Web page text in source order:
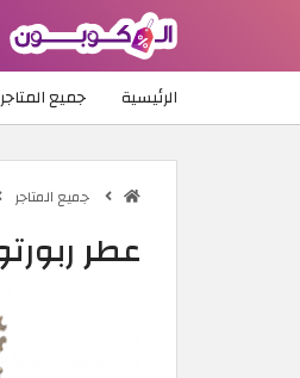
الرئيسية جميع المتاجر
جميع المتاجر
عطر